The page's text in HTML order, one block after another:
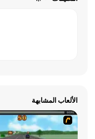
الألعاب المشابهة